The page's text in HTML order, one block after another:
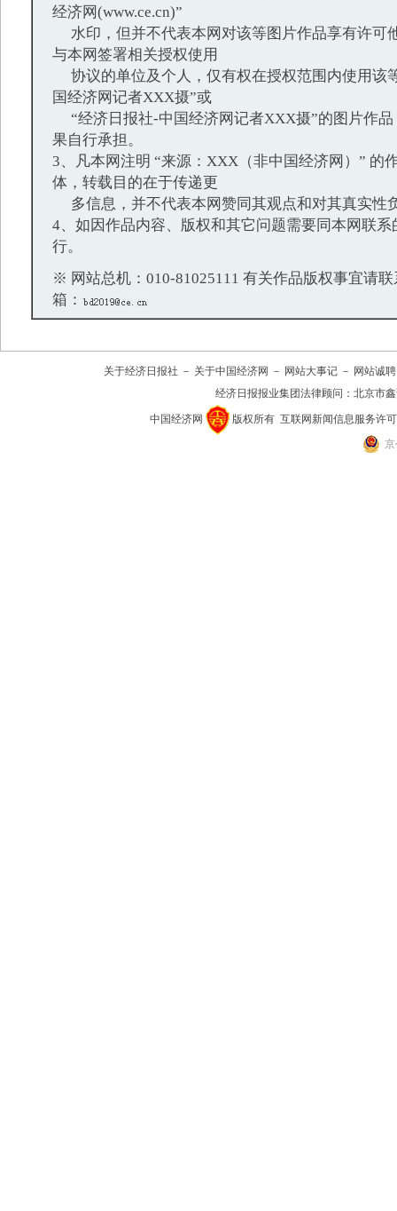
经济网(www.ce.cn)”
水印，但并不代表本网对该等图片作品享有许可
与本网签署相关授权使用
协议的单位及个人，仅有权在授权范围内使用该
国经济网记者XXX摄”或
“经济日报社-中国经济网记者XXX摄”的图片作品
果自行承担。
3、凡本网注明 “来源：XXX（非中国经济网）” 的
体，转载目的在于传递更
多信息，并不代表本网赞同其观点和对其真实性
4、如因作品内容、版权和其它问题需要同本网联系
行。
※ 网站总机：010-81025111 有关作品版权事宜请联
箱：
关于经济日报社 － 关于中国经济网 － 网站大事记 － 网站诚聘
经济日报报业集团法律顾问： 北京市
中国经济网 版权所有 互联网新闻信息服务许可
京